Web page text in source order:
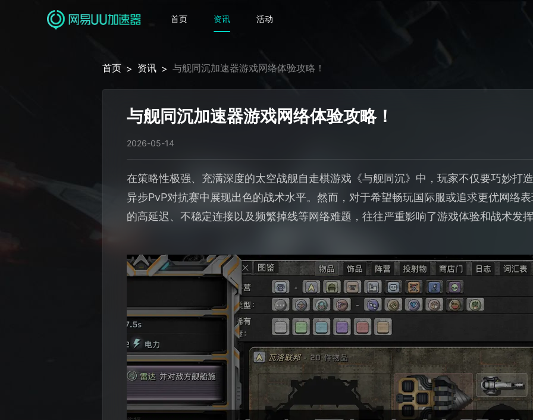
首页 资讯 活动
首页 > 资讯 > 与舰同沉加速器游戏网络体验攻略！
与舰同沉加速器游戏网络体验攻略！
2026-05-14
在策略性极强、充满深度的太空战舰自走棋游戏《与舰同沉》中，玩家不仅要巧妙打
异步PvP对抗赛中展现出色的战术水平。然而，对于希望畅玩国际服或追求更优网络
的高延迟、不稳定连接以及频繁掉线等网络难题，往往严重影响了游戏体验和战术发